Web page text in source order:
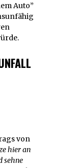
Auto”
von
hier an
sehne